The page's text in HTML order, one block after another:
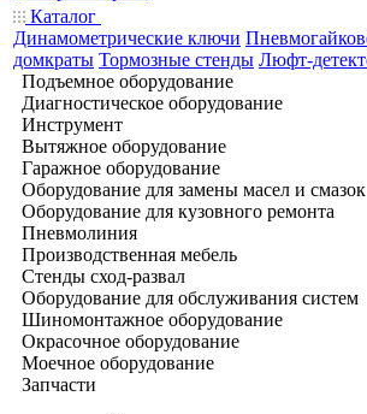
Каталог
Динамометрические ключи
домкраты Тормозные стенды Люфт-
Подъемное оборудование
Диагностическое оборудование
Инструмент
Вытяжное оборудование
Гаражное оборудование
Оборудование для замены масел и смазок
Оборудование для кузовного ремонта
Пневмолиния
Производственная мебель
Стенды сход-развал
Оборудование для обслуживания систем
Шиномонтажное оборудование
Окрасочное оборудование
Моечное оборудование
Запчасти